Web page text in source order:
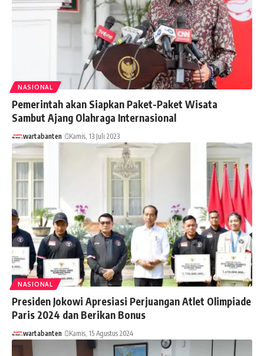
NASIONAL
Pemerintah akan Siapkan Paket-Paket Wisata
Sambut Ajang Olahraga Internasional
wartabanten Kamis, 13 Juli 2023
NASIONAL
Presiden Jokowi Apresiasi Perjuangan Atlet Olimpiade
Paris 2024 dan Berikan Bonus
wartabanten Kamis, 15 Agustus 2024